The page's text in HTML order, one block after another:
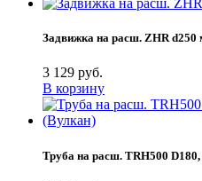
Задвижка на расш. ZHR d250
3 129 руб.
В корзину
Труба на расш. TRH500 D180,